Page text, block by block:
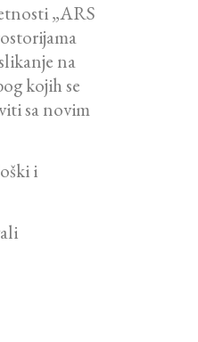
„ARS
na
kojih se
sa novim
i